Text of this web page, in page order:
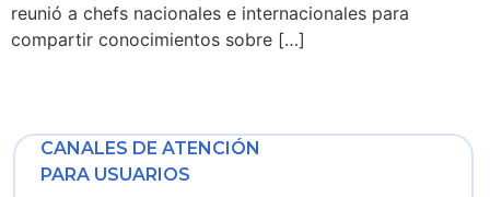
reunió a chefs nacionales e internacionales para
compartir conocimientos sobre […]
CANALES DE ATENCIÓN
PARA USUARIOS